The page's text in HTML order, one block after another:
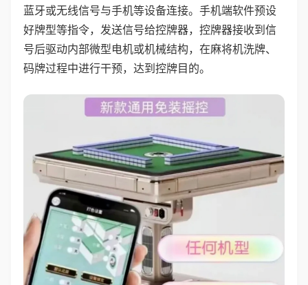
蓝牙或无线信号与手机等设备连接。手机端软件预设
好牌型等指令，发送信号给控牌器，控牌器接收到信
号后驱动内部微型电机或机械结构，在麻将机洗牌、
码牌过程中进行干预，达到控牌目的。